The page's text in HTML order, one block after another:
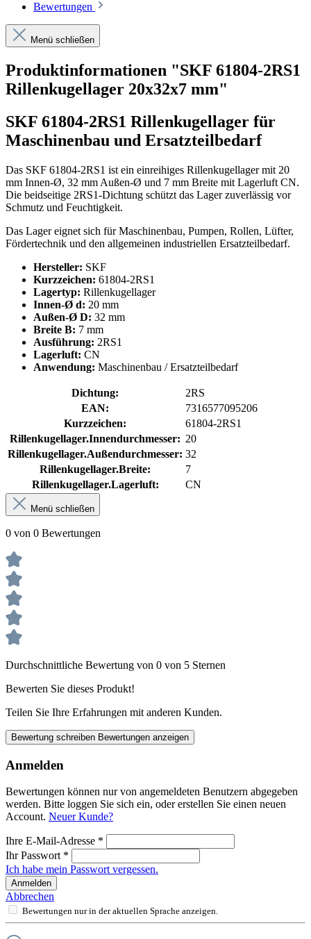
Bewertungen
Menü schließen
Produktinformationen "SKF 61804-2RS1
Rillenkugellager 20x32x7 mm"
SKF 61804-2RS1 Rillenkugellager für
Maschinenbau und Ersatzteilbedarf
Das SKF 61804-2RS1 ist ein einreihiges Rillenkugellager mit 20
mm Innen-Ø, 32 mm Außen-Ø und 7 mm Breite mit Lagerluft CN.
Die beidseitige 2RS1-Dichtung schützt das Lager zuverlässig vor
Schmutz und Feuchtigkeit.
Das Lager eignet sich für Maschinenbau, Pumpen, Rollen, Lüfter,
Fördertechnik und den allgemeinen industriellen Ersatzteilbedarf.
Hersteller: SKF
Kurzzeichen: 61804-2RS1
Lagertyp: Rillenkugellager
Innen-Ø d: 20 mm
Außen-Ø D: 32 mm
Breite B: 7 mm
Ausführung: 2RS1
Lagerluft: CN
Anwendung: Maschinenbau / Ersatzteilbedarf
Dichtung:
2RS
EAN:
7316577095206
Kurzzeichen:
61804-2RS1
Rillenkugellager.Innendurchmesser: 20
Rillenkugellager.Außendurchmesser: 32
Rillenkugellager.Breite:
7
Rillenkugellager.Lagerluft:
CN
Menü schließen
0 von 0 Bewertungen
Durchschnittliche Bewertung von 0 von 5 Sternen
Bewerten Sie dieses Produkt!
Teilen Sie Ihre Erfahrungen mit anderen Kunden.
Bewertung schreiben Bewertungen anzeigen
Anmelden
Bewertungen können nur von angemeldeten Benutzern abgegeben
werden. Bitte loggen Sie sich ein, oder erstellen Sie einen neuen
Account. Neuer Kunde?
Ihre E-Mail-Adresse *
Ihr Passwort *
Ich habe mein Passwort vergessen.
Anmelden
Abbrechen
Bewertungen nur in der aktuellen Sprache anzeigen.